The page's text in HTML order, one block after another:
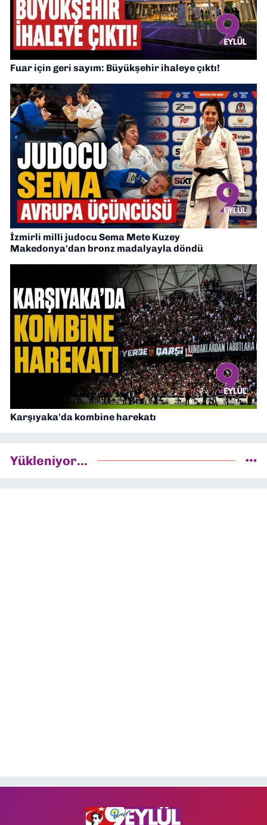
Fuar için geri sayım: Büyükşehir ihaleye çıktı!
İzmirli milli judocu Sema Mete Kuzey
Makedonya'dan bronz madalyayla döndü
Karşıyaka'da kombine harekatı
Yükleniyor...